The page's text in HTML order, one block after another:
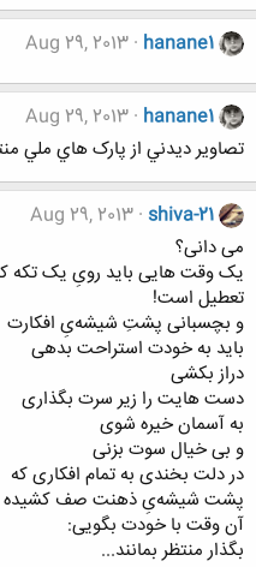
hanane1
Aug 29, 2013
hanane1
Aug 29, 2013
تصاوير ديدني از پارک هاي ملي
shiva-21
Aug 29, 2013
می دانی؟
یک وقت هایی باید رویِ یک تکه
تعطیل است!
و بچسبانی پشتِ شیشه‌یِ افکارت
باید به خودت استراحت بدهی
دراز بکشی
دست هایت را زیر سرت بگذاری
به آسمان خیره شوی
و بی خیال سوت بزنی
در دلت بخندی به تمام افکاری که
پشت شیشه‌یِ ذهنت صف کشیده
آن وقت با خودت بگویی:
بگذار منتظر بمانند...